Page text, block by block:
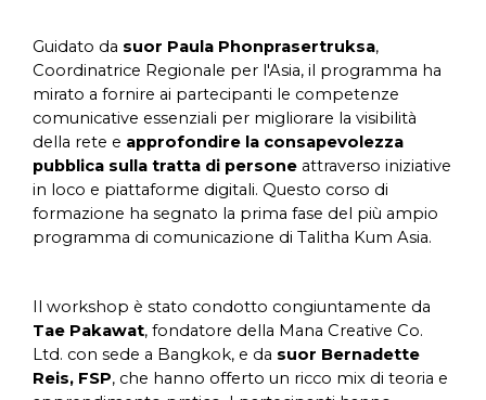
Guidato da suor Paula Phonprasertruksa,
Coordinatrice Regionale per l'Asia, il programma ha
mirato a fornire ai partecipanti le competenze
comunicative essenziali per migliorare la visibilità
della rete e approfondire la consapevolezza
pubblica sulla tratta di persone attraverso iniziative
in loco e piattaforme digitali. Questo corso di
formazione ha segnato la prima fase del più ampio
programma di comunicazione di Talitha Kum Asia.
Il workshop è stato condotto congiuntamente da
Tae Pakawat, fondatore della Mana Creative Co.
Ltd. con sede a Bangkok, e da suor Bernadette
Reis, FSP, che hanno offerto un ricco mix di teoria e